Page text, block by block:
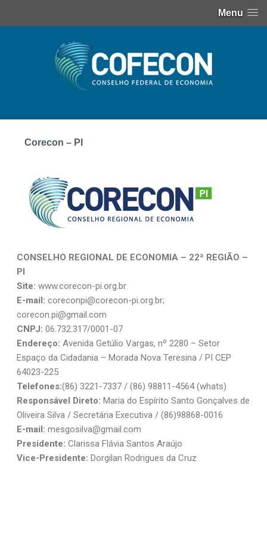
Menu
Corecon – PI
CONSELHO REGIONAL DE ECONOMIA – 22ª REGIÃO –
PI
Site: www.corecon-pi.org.br
E-mail: coreconpi@corecon-pi.org.br;
corecon.pi@gmail.com
CNPJ: 06.732.317/0001-07
Endereço: Avenida Getúlio Vargas, nº 2280 – Setor
Espaço da Cidadania – Morada Nova Teresina / PI CEP
64023-225
Telefones:(86) 3221-7337 / (86) 98811-4564 (whats)
Responsável Direto: Maria do Espírito Santo Gonçalves de
Oliveira Silva / Secretária Executiva / (86)98868-0016
E-mail: mesgosilva@gmail.com
Presidente: Clarissa Flávia Santos Araújo
Vice-Presidente: Dorgilan Rodrigues da Cruz